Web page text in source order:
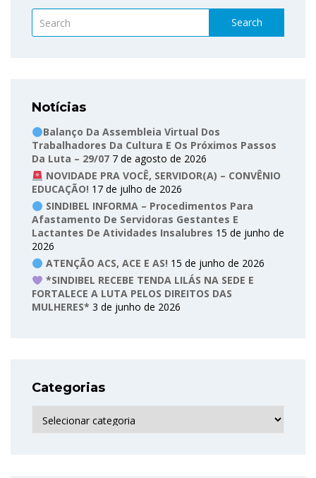
Search
Notícias
Balanço Da Assembleia Virtual Dos
Trabalhadores Da Cultura E Os Próximos Passos
Da Luta – 29/07 7 de agosto de 2026
NOVIDADE PRA VOCÊ, SERVIDOR(A) – CONVÊNIO
EDUCAÇÃO! 17 de julho de 2026
SINDIBEL INFORMA – Procedimentos Para
Afastamento De Servidoras Gestantes E
Lactantes De Atividades Insalubres 15 de junho de
2026
ATENÇÃO ACS, ACE E AS! 15 de junho de 2026
*SINDIBEL RECEBE TENDA LILÁS NA SEDE E
FORTALECE A LUTA PELOS DIREITOS DAS
MULHERES* 3 de junho de 2026
Categorias
Categorias